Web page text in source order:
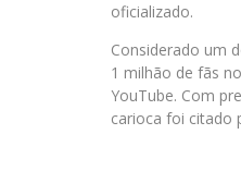
oficializado.
Considerado um
1 milhão de fãs
YouTube. Com
carioca foi citado